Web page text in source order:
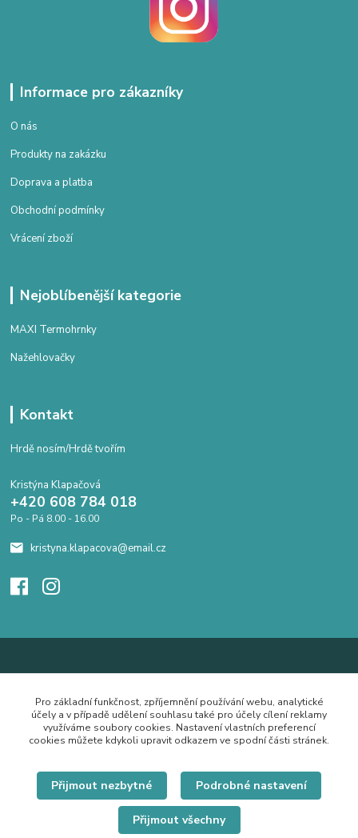
Informace pro zákazníky
O nás
Produkty na zakázku
Doprava a platba
Obchodní podmínky
Vrácení zboží
Nejoblíbenější kategorie
MAXI Termohrnky
Nažehlovačky
Kontakt
Hrdě nosím/Hrdě tvořím
Kristýna Klapačová
+420 608 784 018
Po - Pá 8.00 - 16.00
kristyna.klapacova@email.cz
Pro základní funkčnost, zpříjemnění používání webu, analytické
účely a v případě udělení souhlasu také pro účely cílení reklamy
využíváme soubory cookies. Nastavení vlastních preferencí
cookies můžete kdykoli upravit odkazem ve spodní části stránek.
Přijmout nezbytné Podrobné nastavení
Přijmout všechny